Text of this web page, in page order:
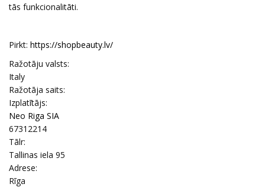
tās funkcionalitāti.
Pirkt: https://shopbeauty.lv/
Ražotāju valsts:
Italy
Ražotāja saits:
Izplatītājs:
Neo Riga SIA
67312214
Tālr:
Tallinas iela 95
Adrese:
Rīga